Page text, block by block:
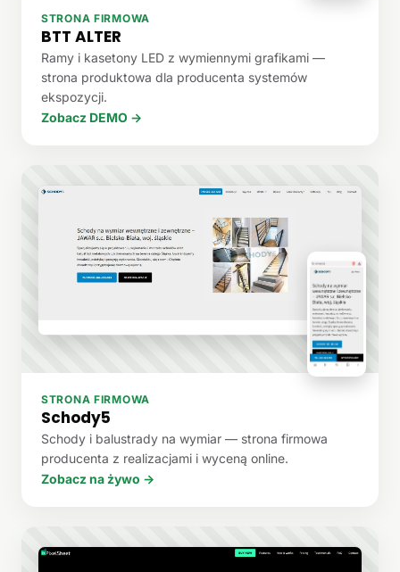
STRONA FIRMOWA
BTT ALTER
Ramy i kasetony LED z wymiennymi grafikami —
strona produktowa dla producenta systemów
ekspozycji.
Zobacz DEMO →
STRONA FIRMOWA
Schody5
Schody i balustrady na wymiar — strona firmowa
producenta z realizacjami i wyceną online.
Zobacz na żywo →